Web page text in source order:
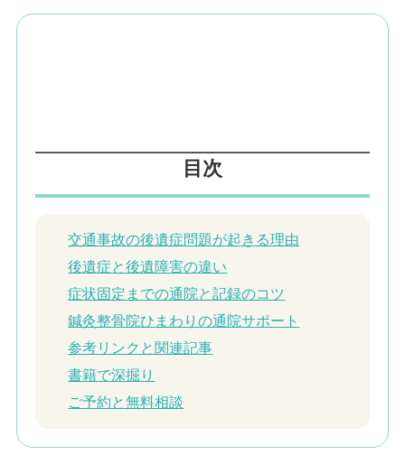
目次
交通事故の後遺症問題が起きる理由
後遺症と後遺障害の違い
症状固定までの通院と記録のコツ
鍼灸整骨院ひまわりの通院サポート
参考リンクと関連記事
書籍で深掘り
ご予約と無料相談